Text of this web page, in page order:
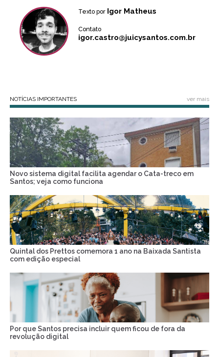
Texto por Igor Matheus
Contato
igor.castro@juicysantos.com.br
NOTÍCIAS IMPORTANTES ver mais
Novo sistema digital facilita agendar o Cata-treco em
Santos; veja como funciona
Quintal dos Prettos comemora 1 ano na Baixada Santista
com edição especial
Por que Santos precisa incluir quem ficou de fora da
revolução digital